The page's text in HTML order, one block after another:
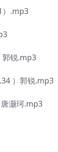
）.mp3
郭锐.mp3
）郭锐.mp3
灏珂.mp3